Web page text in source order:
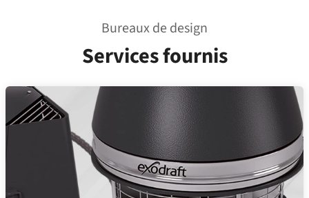
Bureaux de design
Services fournis